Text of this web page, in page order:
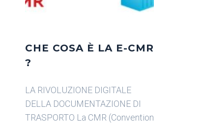
CHE COSA È LA E-CMR
?
LA RIVOLUZIONE DIGITALE
DELLA DOCUMENTAZIONE DI
TRASPORTO La CMR (Convention